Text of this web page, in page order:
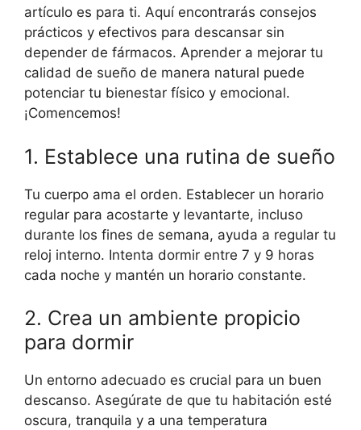
artículo es para ti. Aquí encontrarás consejos
prácticos y efectivos para descansar sin
depender de fármacos. Aprender a mejorar tu
calidad de sueño de manera natural puede
potenciar tu bienestar físico y emocional.
¡Comencemos!
1. Establece una rutina de sueño
Tu cuerpo ama el orden. Establecer un horario
regular para acostarte y levantarte, incluso
durante los fines de semana, ayuda a regular tu
reloj interno. Intenta dormir entre 7 y 9 horas
cada noche y mantén un horario constante.
2. Crea un ambiente propicio
para dormir
Un entorno adecuado es crucial para un buen
descanso. Asegúrate de que tu habitación esté
oscura, tranquila y a una temperatura